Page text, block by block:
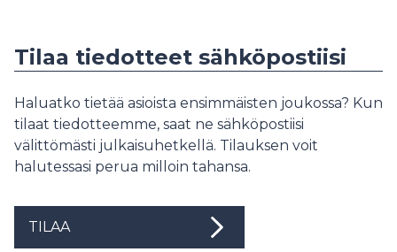
Tilaa tiedotteet sähköpostiisi
Haluatko tietää asioista ensimmäisten joukossa? Kun
tilaat tiedotteemme, saat ne sähköpostiisi
välittömästi julkaisuhetkellä. Tilauksen voit
halutessasi perua milloin tahansa.
TILAA